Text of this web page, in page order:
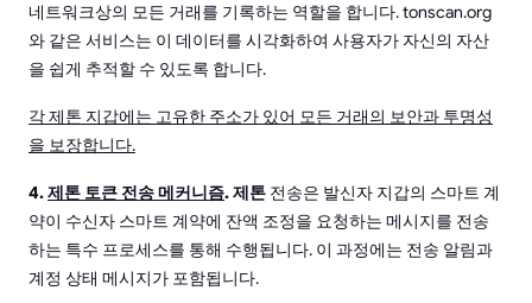
네트워크상의 모든 거래를 기록하는 역할을 합니다. tonscan.org
와 같은 서비스는 이 데이터를 시각화하여 사용자가 자신의 자산
을 쉽게 추적할 수 있도록 합니다.
각 제톤 지갑에는 고유한 주소가 있어 모든 거래의 보안과 투명성
을 보장합니다.
4.제톤 토큰 전송 메커니즘. 제톤 전송은 발신자 지갑의 스마트 계
약이 수신자 스마트 계약에 잔액 조정을 요청하는 메시지를 전송
하는 특수 프로세스를 통해 수행됩니다. 이 과정에는 전송 알림과
계정 상태 메시지가 포함됩니다.